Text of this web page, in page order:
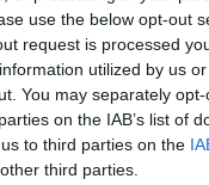
use the below opt-out
request is processed
utilized by us
You may separately
on the IAB’s list of
to third parties on the
third parties.
λόγω της κακής
πρόσφατη
όπως η